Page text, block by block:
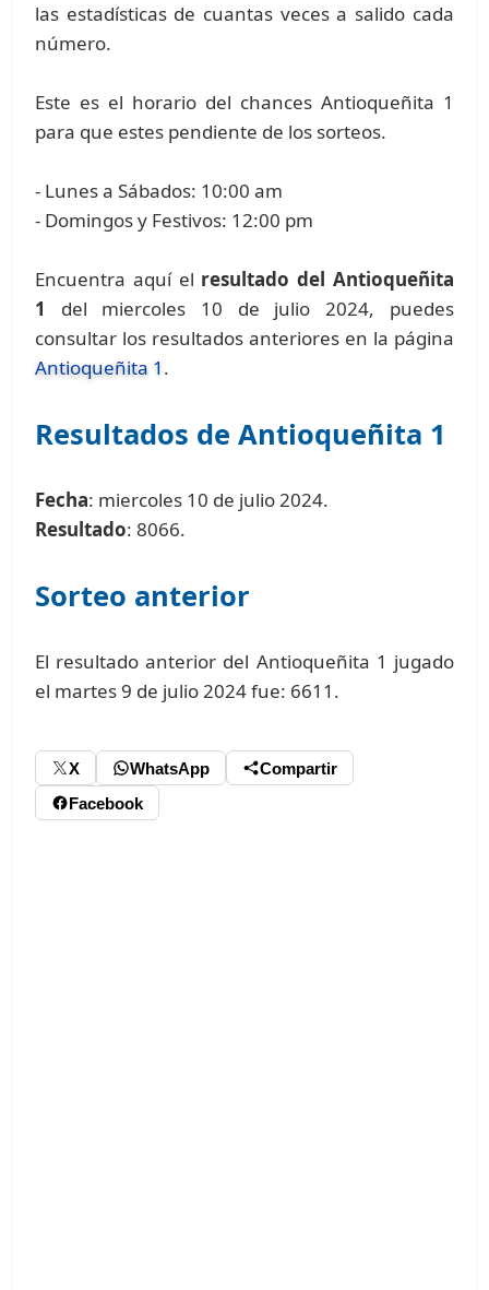
las estadísticas de cuantas veces a salido cada
número.
Este es el horario del chances Antioqueñita 1
para que estes pendiente de los sorteos.
- Lunes a Sábados: 10:00 am
- Domingos y Festivos: 12:00 pm
Encuentra aquí el resultado del Antioqueñita
1
del miercoles 10 de julio 2024, puedes
consultar los resultados anteriores en la página
Antioqueñita 1.
Resultados de Antioqueñita 1
Fecha: miercoles 10 de julio 2024.
Resultado: 8066.
Sorteo anterior
El resultado anterior del Antioqueñita 1 jugado
el martes 9 de julio 2024 fue: 6611.
X WhatsApp
Compartir
Facebook